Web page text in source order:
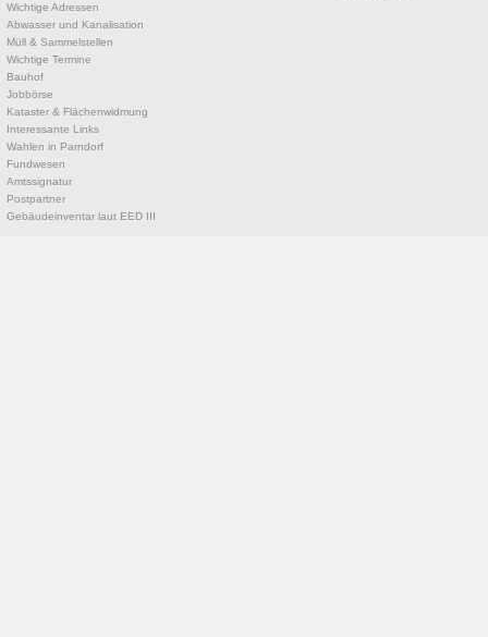
Wichtige Adressen
Abwasser und Kanalisation
Müll & Sammelstellen
Wichtige Termine
Bauhof
Jobbörse
Kataster & Flächenwidmung
Interessante Links
Wahlen in Parndorf
Fundwesen
Amtssignatur
Postpartner
Gebäudeinventar laut EED III